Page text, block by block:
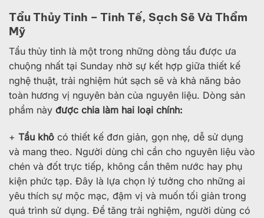
Tẩu Thủy Tinh – Tinh Tế, Sạch Sẽ Và Thẩm
Mỹ
Tẩu thủy tinh là một trong những dòng tẩu được ưa
chuộng nhất tại Sunday nhờ sự kết hợp giữa thiết kế
nghệ thuật, trải nghiệm hút sạch sẽ và khả năng bảo
toàn hương vị nguyên bản của nguyên liệu. Dòng sản
phẩm này được chia làm hai loại chính:
+ Tẩu khô có thiết kế đơn giản, gọn nhẹ, dễ sử dụng
và mang theo. Người dùng chỉ cần cho nguyên liệu vào
chén và đốt trực tiếp, không cần thêm nước hay phụ
kiện phức tạp. Đây là lựa chọn lý tưởng cho những ai
yêu thích sự mộc mạc, đậm vị và muốn tối giản trong
quá trình sử dụng. Để tăng trải nghiệm, người dùng có